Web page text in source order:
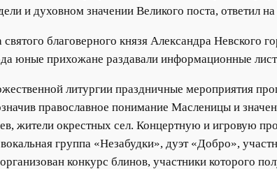
и духовном значении Великого поста, ответил
благоверного князя Александра Невского
юные прихожане раздавали информационные
литургии праздничные мероприятия
православное понимание Масленицы и
жители окрестных сел. Концертную и игровую
группа «Незабудки», дуэт «Добро»,
конкурс блинов, участники которого